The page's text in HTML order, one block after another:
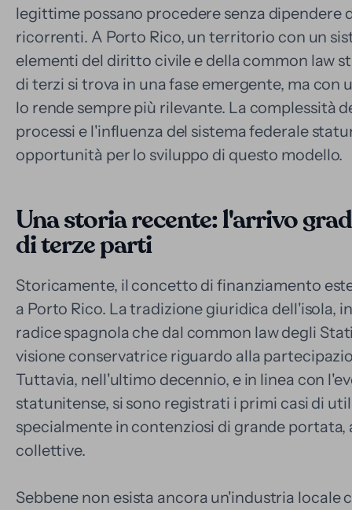
legittime possano procedere senza dipendere
ricorrenti. A Porto Rico, un territorio con un
elementi del diritto civile e della common law
di terzi si trova in una fase emergente, ma
lo rende sempre più rilevante. La complessità
processi e l'influenza del sistema federale
opportunità per lo sviluppo di questo modello.
Una storia recente: l'arrivo
di terze parti
Storicamente, il concetto di finanziamento
a Porto Rico. La tradizione giuridica dell'isola,
radice spagnola che dal common law degli
visione conservatrice riguardo alla
Tuttavia, nell'ultimo decennio, e in linea con
statunitense, si sono registrati i primi casi di
specialmente in contenziosi di grande
collettive.
Sebbene non esista ancora un'industria locale